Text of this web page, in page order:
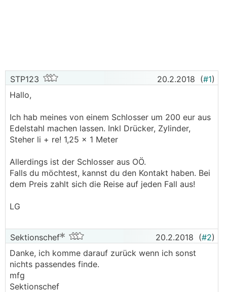
STP123 20.2.2018 (#1)
Hallo,
Ich hab meines von einem Schlosser um 200 eur aus
Edelstahl machen lassen. Inkl Drücker, Zylinder,
Steher li + re! 1,25 x 1 Meter
Allerdings ist der Schlosser aus OÖ.
Falls du möchtest, kannst du den Kontakt haben. Bei
dem Preis zahlt sich die Reise auf jeden Fall aus!
LG
Sektionschef 20.2.2018 (#2)
Danke, ich komme darauf zurück wenn ich sonst
nichts passendes finde.
mfg
Sektionschef